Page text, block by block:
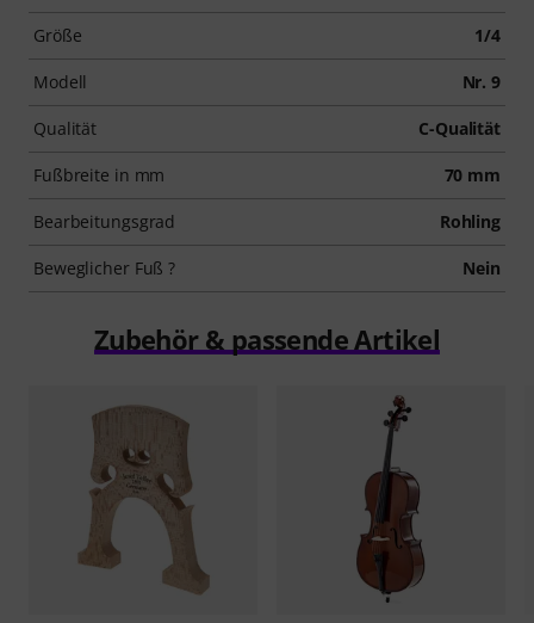
Größe 1/4
Modell Nr. 9
Qualität C-Qualität
Fußbreite in mm 70 mm
Bearbeitungsgrad Rohling
Beweglicher Fuß ? Nein
Zubehör & passende Artikel